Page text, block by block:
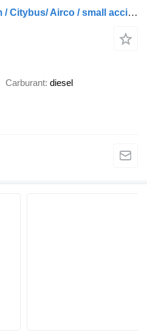
IVECO Crossway LE 12 m / Citybus/ Airco / small accident
Carburant diesel